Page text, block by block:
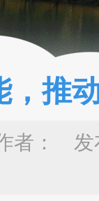
，推
： 发